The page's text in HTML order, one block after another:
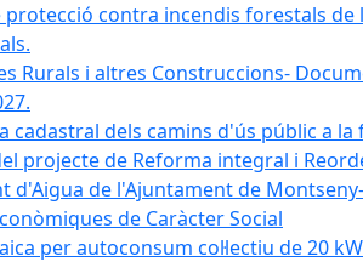
contra incendis forestals
Rurals i altres Construccions-
dels camins d'ús públic a la
projecte de Reforma integral i
d'Aigua de l'Ajuntament de
de Caràcter Social
per autoconsum col·lectiu de 20